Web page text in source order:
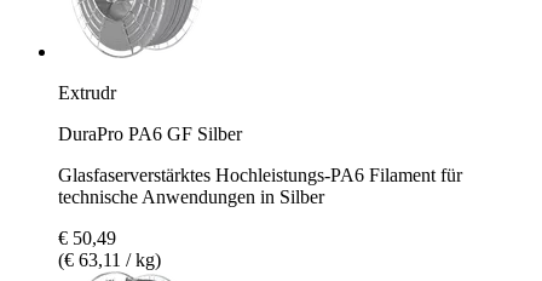
Extrudr
DuraPro PA6 GF Silber
Glasfaserverstärktes Hochleistungs-PA6 Filament für
technische Anwendungen in Silber
€ 50,49
(€ 63,11 / kg)